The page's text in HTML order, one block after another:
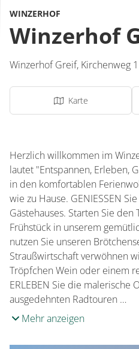
WINZERHOF
Winzerhof
Winzerhof Greif, Kirchenweg
Karte
Herzlich willkommen im
lautet "Entspannen, Erleben,
in den komfortablen
wie zu Hause. GENIESSEN
Gästehauses. Starten Sie
Frühstück in unserem
nutzen Sie unseren
Straußwirtschaft verwöhnen
Tröpfchen Wein oder einem
ERLEBEN Sie die malerische
ausgedehnten Radtouren …
Mehr anzeigen